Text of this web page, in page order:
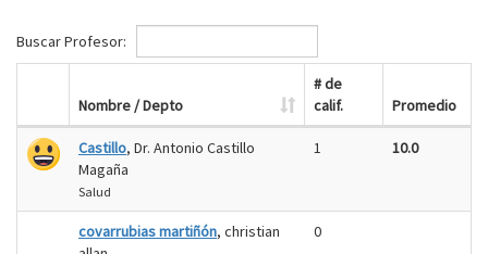
Buscar Profesor:
Nombre / Depto
# de
calif.
Promedio
Castillo, Dr. Antonio Castillo
Magaña
Salud
1 10.0
covarrubias martiñón, christian
0